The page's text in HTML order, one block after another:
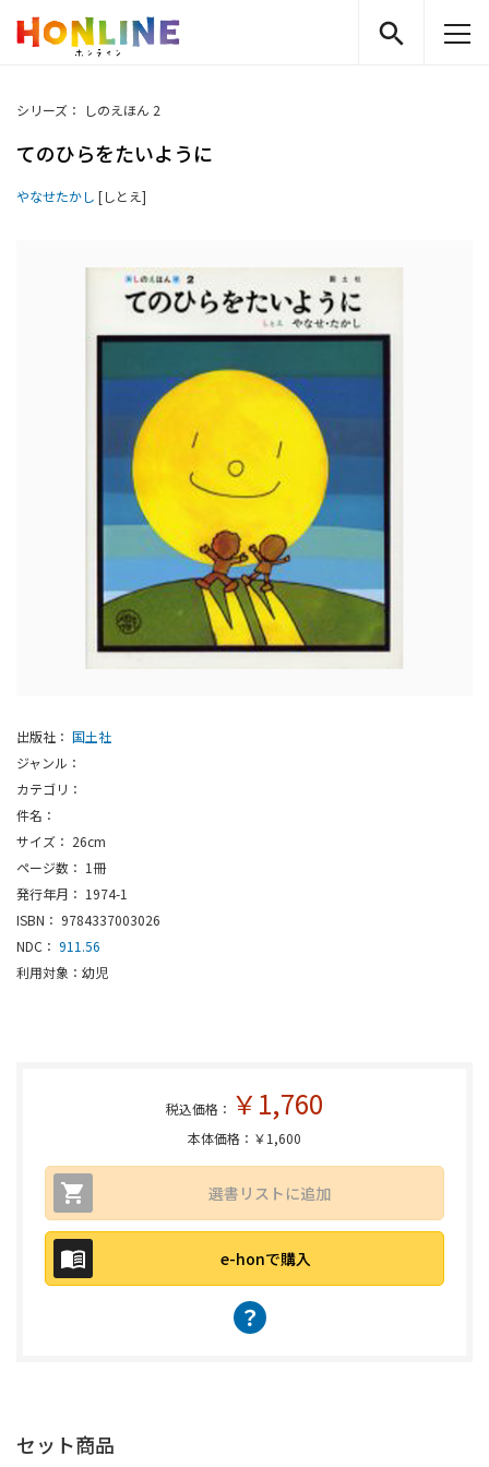
シリーズ： しのえほん 2
てのひらをたいように
やなせたかし [しとえ]
出版社： 国土社
ジャンル：
カテゴリ：
件名：
サイズ： 26cm
ページ数： 1冊
発行年月： 1974-1
ISBN： 9784337003026
NDC： 911.56
利用対象：幼児
税込価格： ￥1,760
本体価格：￥1,600
選書リストに追加
e-honで購入
？
セット商品